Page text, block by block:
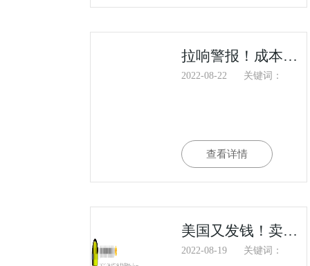
拉响警报！成本飙升“逼停”大厂，数十亿美元订单遭取消，万人工厂被迫放假
2022-08-22 关键词：
查看详情
美国又发钱！卖家订单猛增！一上午，数据飙到50w美金……
2022-08-19 关键词：